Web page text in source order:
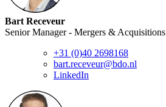
Bart Receveur
Senior Manager - Mergers & Acquisitions
+31 (0)40 2698168
bart.receveur@bdo.nl
LinkedIn